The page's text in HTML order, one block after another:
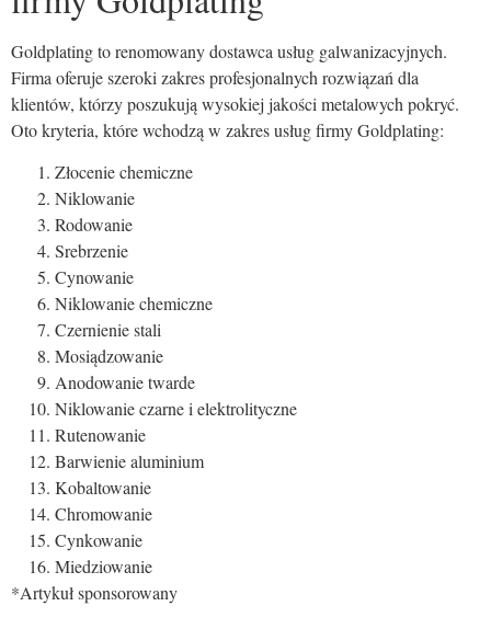
Goldplating to renomowany dostawca usług galwanizacyjnych.
Firma oferuje szeroki zakres profesjonalnych rozwiązań dla
klientów, którzy poszukują wysokiej jakości metalowych pokryć.
Oto kryteria, które wchodzą w zakres usług firmy Goldplating:
Złocenie chemiczne
Niklowanie
Rodowanie
Srebrzenie
Cynowanie
Niklowanie chemiczne
Czernienie stali
Mosiądzowanie
Anodowanie twarde
Niklowanie czarne i elektrolityczne
Rutenowanie
Barwienie aluminium
Kobaltowanie
Chromowanie
Cynkowanie
Miedziowanie
*Artykuł sponsorowany